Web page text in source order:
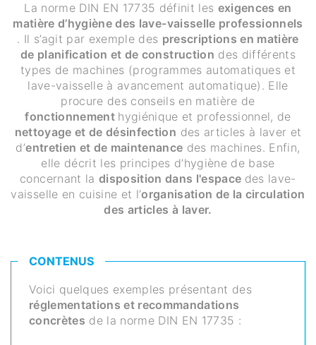
La norme DIN EN 17735 définit les exigences en
matière d’hygiène des lave-vaisselle professionnels
. Il s’agit par exemple des prescriptions en matière
de planification et de construction des différents
types de machines (programmes automatiques et
lave-vaisselle à avancement automatique). Elle
procure des conseils en matière de
fonctionnement hygiénique et professionnel, de
nettoyage et de désinfection des articles à laver et
d’entretien et de maintenance des machines. Enfin,
elle décrit les principes d’hygiène de base
concernant la disposition dans l'espace des lave-
vaisselle en cuisine et l’organisation de la circulation
des articles à laver.
CONTENUS
Voici quelques exemples présentant des
réglementations et recommandations
concrètes de la norme DIN EN 17735 :